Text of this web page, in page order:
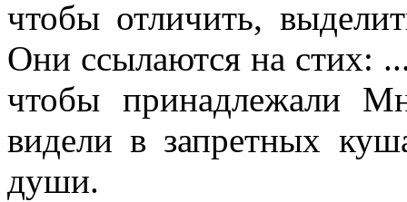
чтобы отличить,
Они ссылаются на стих:
чтобы принадлежали
видели в запретных
души.